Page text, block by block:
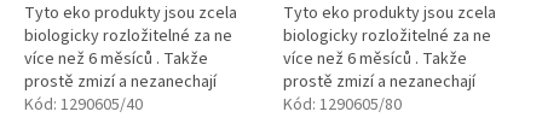
Tyto eko produkty jsou zcela
biologicky rozložitelné za ne
více než 6 měsíců . Takže
prostě zmizí a nezanechají
Kód: 1290605/40
Tyto eko produkty jsou zcela
biologicky rozložitelné za ne
více než 6 měsíců . Takže
prostě zmizí a nezanechají
Kód: 1290605/80